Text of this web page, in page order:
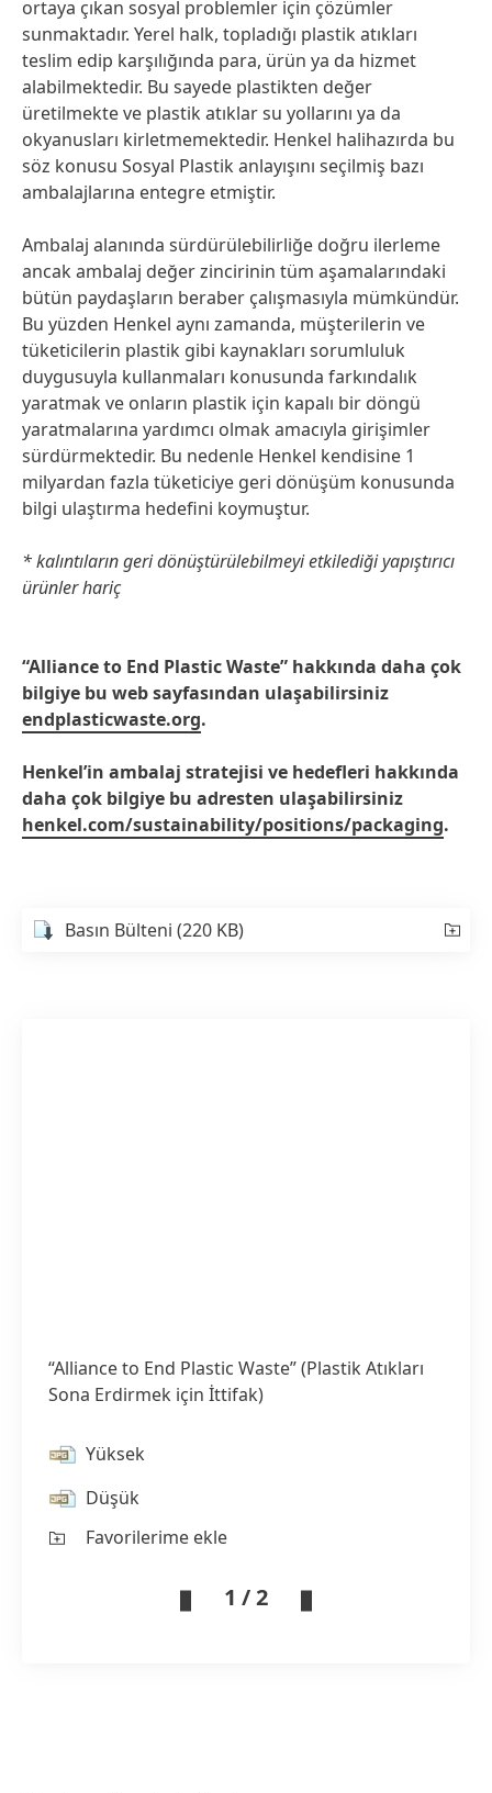
ortaya çıkan sosyal problemler için çözümler
sunmaktadır. Yerel halk, topladığı plastik atıkları
teslim edip karşılığında para, ürün ya da hizmet
alabilmektedir. Bu sayede plastikten değer
üretilmekte ve plastik atıklar su yollarını ya da
okyanusları kirletmemektedir. Henkel halihazırda bu
söz konusu Sosyal Plastik anlayışını seçilmiş bazı
ambalajlarına entegre etmiştir.
Ambalaj alanında sürdürülebilirliğe doğru ilerleme
ancak ambalaj değer zincirinin tüm aşamalarındaki
bütün paydaşların beraber çalışmasıyla mümkündür.
Bu yüzden Henkel aynı zamanda, müşterilerin ve
tüketicilerin plastik gibi kaynakları sorumluluk
duygusuyla kullanmaları konusunda farkındalık
yaratmak ve onların plastik için kapalı bir döngü
yaratmalarına yardımcı olmak amacıyla girişimler
sürdürmektedir. Bu nedenle Henkel kendisine 1
milyardan fazla tüketiciye geri dönüşüm konusunda
bilgi ulaştırma hedefini koymuştur.
* kalıntıların geri dönüştürülebilmeyi etkilediği yapıştırıcı
ürünler hariç
“Alliance to End Plastic Waste” hakkında daha çok
bilgiye bu web sayfasından ulaşabilirsiniz
endplasticwaste.org.
Henkel’in ambalaj stratejisi ve hedefleri hakkında
daha çok bilgiye bu adresten ulaşabilirsiniz
henkel.com/sustainability/positions/packaging.
Basın Bülteni(220 KB)
“Alliance to End Plastic Waste”(Plastik Atıkları
Sona Erdirmek için İttifak)
Yüksek
Düşük
Favorilerime ekle
1 / 2